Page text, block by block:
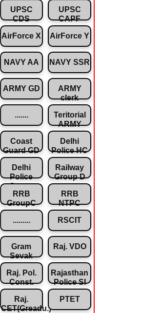
UPSC
CDS
UPSC
CAPF
AirForce X AirForce Y
NAVY AA NAVY SSR
ARMY GD
ARMY
clerk
.......
Teritorial
ARMY
Coast
Guard GD
Delhi
Police HC
Delhi
Police
Const.
Railway
Group D
RRB
GroupC
RRB
NTPC
......... RSCIT
Gram
Sevak
Raj. VDO
Raj. Pol.
Const.
Rajasthan
Police SI
Raj.
CET(Greadu.)
PTET